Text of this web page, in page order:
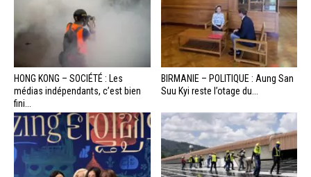
HONG KONG – SOCIÉTÉ : Les
médias indépendants, c’est bien
fini...
BIRMANIE – POLITIQUE : Aung San
Suu Kyi reste l’otage du...